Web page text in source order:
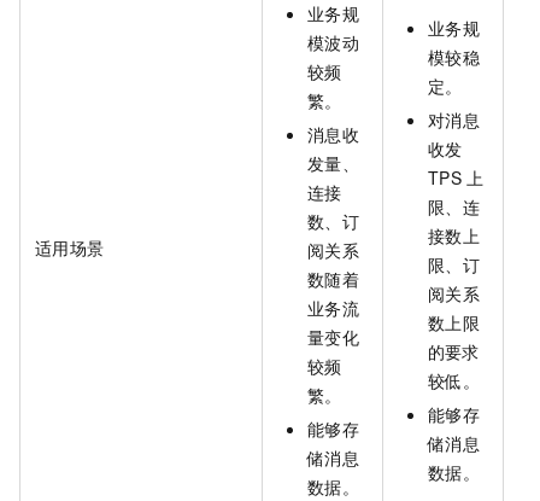
适用场景
业务规
模波动
较频
繁。
消息收
发量、
连接
数、订
阅关系
数随着
业务流
量变化
较频
繁。
能够存
储消息
数据。
业务规
模较稳
定。
对消息
收发
TPS 上
限、连
接数上
限、订
阅关系
数上限
的要求
较低。
能够存
储消息
数据。